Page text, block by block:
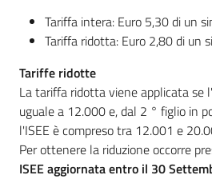
Tariffa intera: Euro 5,30 di un
Tariffa ridotta: Euro 2,80 di un
Tariffe ridotte
La tariffa ridotta viene applicata se
uguale a 12.000 e, dal 2 ° figlio in
l'ISEE è compreso tra 12.001 e
Per ottenere la riduzione occorre
ISEE aggiornata entro il 30